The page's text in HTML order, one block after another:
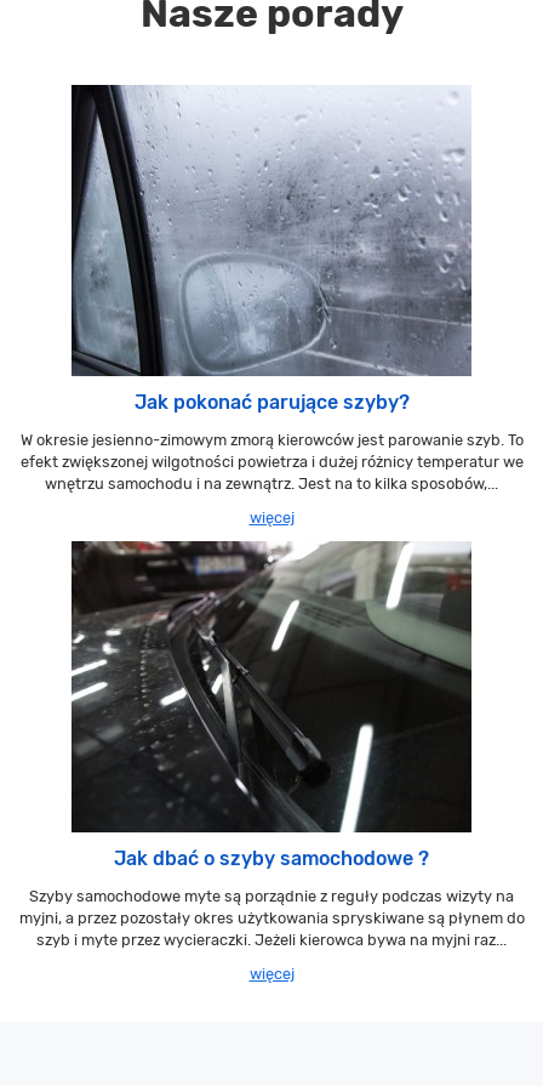
Nasze porady
Jak pokonać parujące szyby?
W okresie jesienno-zimowym zmorą kierowców jest parowanie szyb. To
efekt zwiększonej wilgotności powietrza i dużej różnicy temperatur we
wnętrzu samochodu i na zewnątrz. Jest na to kilka sposobów,...
więcej
Jak dbać o szyby samochodowe ?
Szyby samochodowe myte są porządnie z reguły podczas wizyty na
myjni, a przez pozostały okres użytkowania spryskiwane są płynem do
szyb i myte przez wycieraczki. Jeżeli kierowca bywa na myjni raz...
więcej